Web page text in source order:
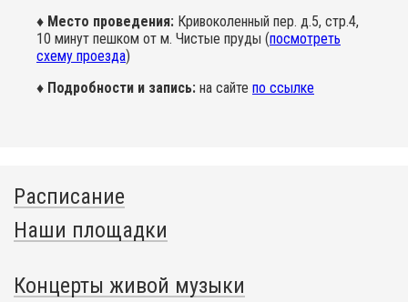
♦ Место проведения: Кривоколенный пер. д.5, стр.4,
10 минут пешком от м. Чистые пруды (посмотреть
схему проезда)
♦ Подробности и запись: на сайте по ссылке
Расписание
Наши площадки
Концерты живой музыки